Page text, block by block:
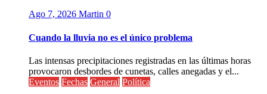
Ago 7, 2026 Martin 0
Cuando la lluvia no es el único problema
Las intensas precipitaciones registradas en las últimas horas
provocaron desbordes de cunetas, calles anegadas y el...
Eventos Fechas General Política